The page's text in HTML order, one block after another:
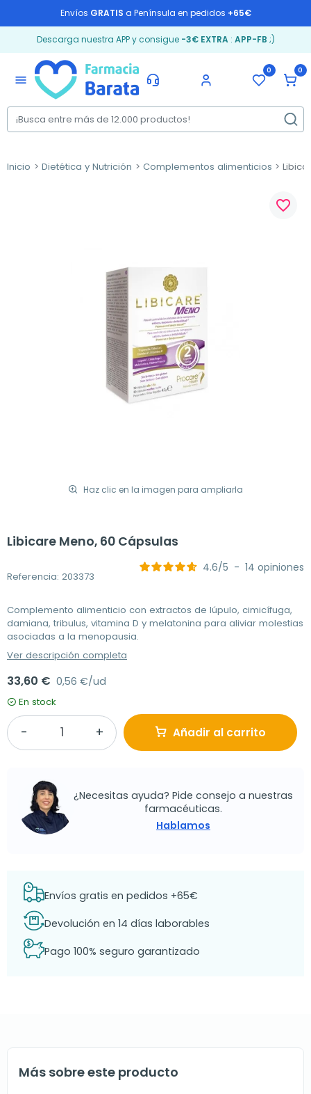
Envíos GRATIS a Península en pedidos +65€
Descarga nuestra APP y consigue -3€ EXTRA: APP-FB ;)
menu
0 0
Inicio Dietética y Nutrición Complementos alimenticios
Haz clic en la imagen para ampliarla
favorite_border
Libicare Meno, 60 Cápsulas
Referencia: 203373
4.6/5 - 14 opiniones
Complemento alimenticio con extractos de lúpulo, cimicífuga,
damiana, tribulus, vitamina D y melatonina para aliviar molestias
asociadas a la menopausia.
Ver descripción completa
33,60 € 0,56 €/ud
En stock
Añadir al carrito
¿Necesitas ayuda? Pide consejo a nuestras
farmacéuticas.
Hablamos
Envíos gratis en pedidos +65€
Devolución en 14 días laborables
Pago 100% seguro garantizado
Más sobre este producto